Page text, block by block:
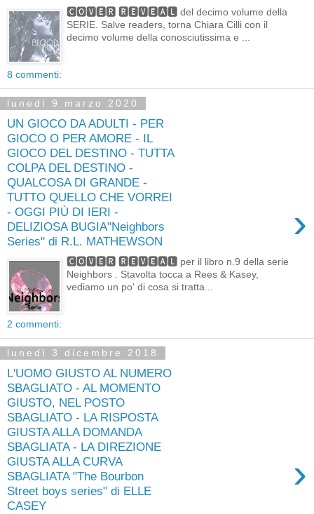
🅲🅾🆅🅴🆁 🆁🅴🆅🅴🅰🅻 del decimo volume della
SERIE. Salve readers, torna Chiara Cilli con il
decimo volume della conosciutissima e ...
8 commenti:
lunedì 9 marzo 2020
UN GIOCO DA ADULTI - PER
GIOCO O PER AMORE - IL
GIOCO DEL DESTINO - TUTTA
COLPA DEL DESTINO -
QUALCOSA DI GRANDE -
TUTTO QUELLO CHE VORREI
- OGGI PIÙ DI IERI -
DELIZIOSA BUGIA"Neighbors
Series" di R.L. MATHEWSON
›
🅲🅾🆅🅴🆁 🆁🅴🆅🅴🅰🅻 per il libro n.9 della serie
Neighbors . Stavolta tocca a Rees & Kasey,
vediamo un po' di cosa si tratta...
2 commenti:
lunedì 3 dicembre 2018
L'UOMO GIUSTO AL NUMERO
SBAGLIATO - AL MOMENTO
GIUSTO, NEL POSTO
SBAGLIATO - LA RISPOSTA
GIUSTA ALLA DOMANDA
SBAGLIATA - LA DIREZIONE
GIUSTA ALLA CURVA
SBAGLIATA "The Bourbon
Street boys series" di ELLE
CASEY
›